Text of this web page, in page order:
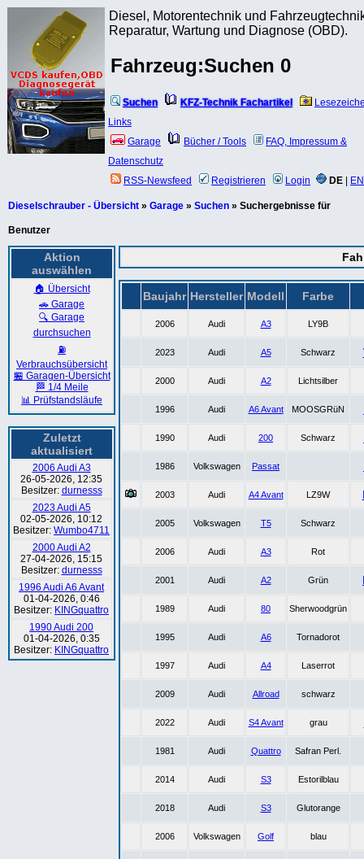
Diesel, Motorentechnik und
Reparatur, Wartung und Diagnose (OBD).
Fahrzeug:Suchen 0
Suchen KFZ-Technik Fachartikel
Links
Garage
Bücher / Tools
FAQ, Impressum &
Datenschutz
RSS-Newsfeed
Registrieren Login DE EN
Dieselschrauber - Übersicht » Garage » Suchen » Suchergebnisse für
Benutzer
Aktion
auswählen
🏠 Übersicht
🚗 Garage
🔍 Garage
durchsuchen
⛽
Verbrauchsübersicht
🏪 Garagen-Übersicht
🏁 1/4 Meile
📊 Prüfstandsläufe
Zuletzt
aktualisiert
2006 Audi A3
26-05-2026, 12:35
Besitzer: durnesss
2023 Audi A5
02-05-2026, 10:12
Besitzer: Wumbo4711
2000 Audi A2
27-04-2026, 15:15
Besitzer: durnesss
1996 Audi A6 Avant
01-04-2026, 0:46
Besitzer: KINGquattro
1990 Audi 200
01-04-2026, 0:35
Besitzer: KINGquattro
Baujahr Hersteller Modell Farbe
2006 Audi A3 LY9B
2023 Audi A5 Schwarz
2000 Audi A2 Lichtsilber
1996 Audi A6 Avant MOOSGRüN
1990 Audi 200 Schwarz
1986 Volkswagen Passat
2003 Audi A4 Avant LZ9W
2005 Volkswagen T5 Schwarz
2006 Audi A3 Rot
2001 Audi A2 Grün
1989 Audi 80 Sherwoodgrün
1995 Audi A6 Tornadorot
1997 Audi A4 Laserrot
2009 Audi Allroad schwarz
2022 Audi S4 Avant grau
1981 Audi Quattro Safran Perl.
2014 Audi S3 Estorilblau
2018 Audi S3 Glutorange
2006 Volkswagen Golf blau